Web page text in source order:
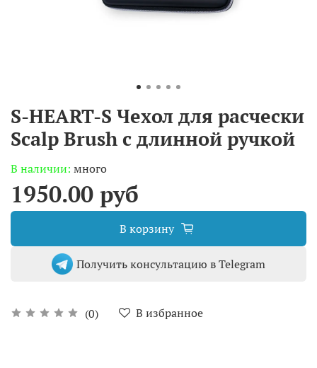
S-HEART-S Чехол для расчески
Scalp Brush с длинной ручкой
(0) В избранное
В наличии: много
1950.00 руб
В корзину
Получить консультацию в Telegram